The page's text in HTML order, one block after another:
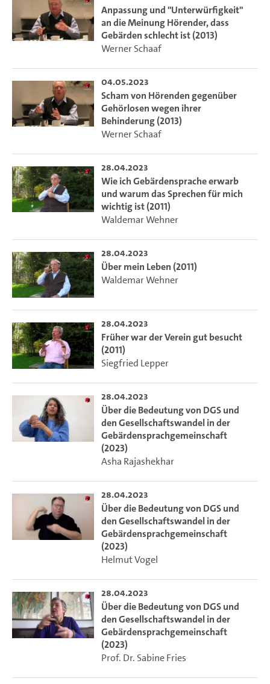
Anpassung und "Unterwürfigkeit"
an die Meinung Hörender, dass
Gebärden schlecht ist (2013)
Werner Schaaf
04.05.2023
Scham von Hörenden gegenüber
Gehörlosen wegen ihrer
Behinderung (2013)
Werner Schaaf
28.04.2023
Wie ich Gebärdensprache erwarb
und warum das Sprechen für mich
wichtig ist (2011)
Waldemar Wehner
28.04.2023
Über mein Leben (2011)
Waldemar Wehner
28.04.2023
Früher war der Verein gut besucht
(2011)
Siegfried Lepper
28.04.2023
Über die Bedeutung von DGS und
den Gesellschaftswandel in der
Gebärdensprachgemeinschaft
(2023)
Asha Rajashekhar
28.04.2023
Über die Bedeutung von DGS und
den Gesellschaftswandel in der
Gebärdensprachgemeinschaft
(2023)
Helmut Vogel
28.04.2023
Über die Bedeutung von DGS und
den Gesellschaftswandel in der
Gebärdensprachgemeinschaft
(2023)
Prof. Dr. Sabine Fries